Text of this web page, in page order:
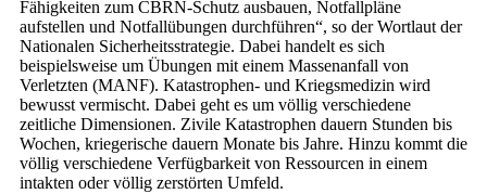
Fähigkeiten zum CBRN-Schutz ausbauen, Notfallpläne
aufstellen und Notfallübungen durchführen“, so der Wortlaut der
Nationalen Sicherheitsstrategie. Dabei handelt es sich
beispielsweise um Übungen mit einem Massenanfall von
Verletzten (MANF). Katastrophen- und Kriegsmedizin wird
bewusst vermischt. Dabei geht es um völlig verschiedene
zeitliche Dimensionen. Zivile Katastrophen dauern Stunden bis
Wochen, kriegerische dauern Monate bis Jahre. Hinzu kommt die
völlig verschiedene Verfügbarkeit von Ressourcen in einem
intakten oder völlig zerstörten Umfeld.